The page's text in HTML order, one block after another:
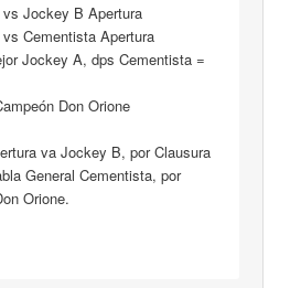
Jockey B Apertura
Cementista Apertura
Jockey A, dps Cementista =
Don Orione
va Jockey B, por Clausura
General Cementista, por
Orione.